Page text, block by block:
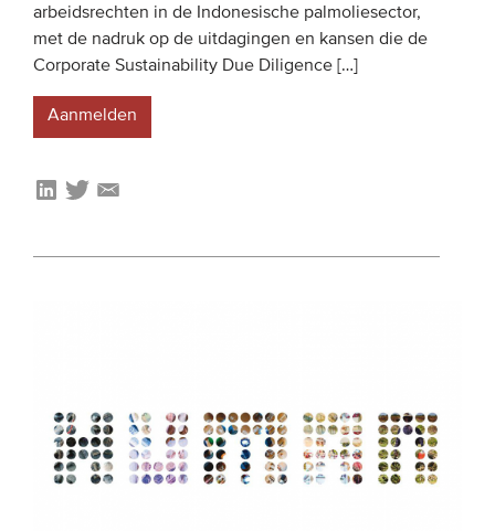
arbeidsrechten in de Indonesische palmoliesector,
met de nadruk op de uitdagingen en kansen die de
Corporate Sustainability Due Diligence […]
Aanmelden